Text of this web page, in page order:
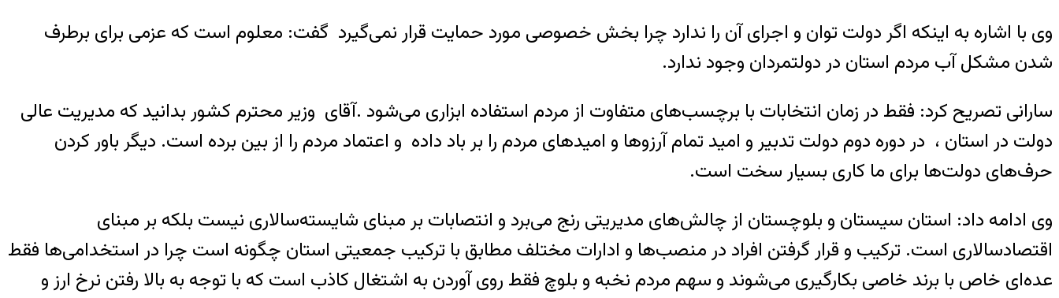
وی با اشاره به اینکه اگر دولت توان و اجرای آن را ندارد چرا بخش خصوصی مورد حمایت قرار نمی‌گیرد گفت: معلوم است که عزمی برای برطرف
شدن مشکل آب مردم استان در دولتمردان وجود ندارد.
سارانی تصریح کرد: فقط در زمان انتخابات با برچسب‌های متفاوت از مردم استفاده ابزاری می‌شود .آقای وزیر محترم کشور بدانید که مدیریت عالی
دولت در استان ، در دوره دوم دولت تدبیر و امید تمام آرزوها و امیدهای مردم را بر باد داده و اعتماد مردم را از بین برده است. دیگر باور کردن
حرف‌های دولت‌ها برای ما کاری بسیار سخت است.
وی ادامه داد: استان سیستان و بلوچستان از چالش‌های مدیریتی رنج می‌برد و انتصابات بر مبنای شایسته‌سالاری نیست بلکه بر مبنای
اقتصادسالاری است. ترکیب و قرار گرفتن افراد در منصب‌ها و ادارات‌ مختلف مطابق با ترکیب جمعیتی استان چگونه است چرا در استخدامی‌ها فقط
عده‌ای خاص با برند خاصی بکارگیری می‌شوند و سهم مردم نخبه و بلوچ فقط روی آوردن به اشتغال کاذب است که با توجه به بالا رفتن نرخ ارز و